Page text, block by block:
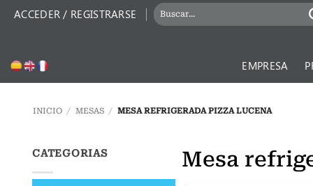
ACCEDER / REGISTRARSE
BUSCAR
POR:
EMPRESA
INICIO / MESAS / MESA REFRIGERADA PIZZA LUCENA
CATEGORIAS Mesa